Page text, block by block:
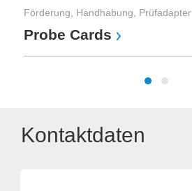
Förderung, Handhabung, Prüfadapter
Probe Cards
Kontaktdaten